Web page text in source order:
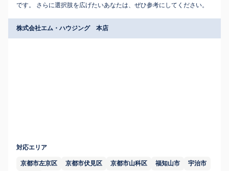
です。 さらに選択肢を広げたいあなたは、ぜひ参考にしてください。
株式会社エム・ハウジング 本店
対応エリア
京都市左京区 京都市伏見区 京都市山科区 福知山市
宇治市